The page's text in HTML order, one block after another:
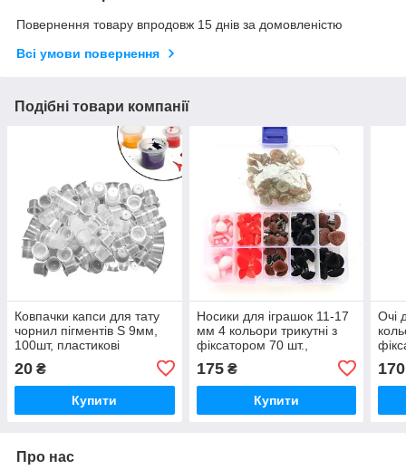
Повернення товару впродовж 15 днів за домовленістю
Всі умови повернення
Подібні товари компанії
Ковпачки капси для тату
чорнил пігментів S 9мм,
100шт, пластикові
20 ₴
Купити
Носики для іграшок 11-17
мм 4 кольори трикутні з
фіксатором 70 шт.,
175₴
Купити
Очі
170
Про нас